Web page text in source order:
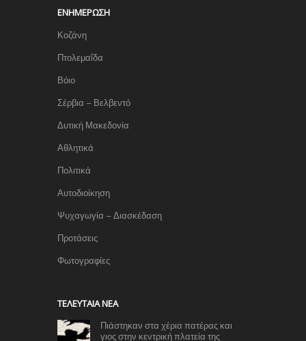
ΕΝΗΜΈΡΩΣΗ
Κοζάνη
Πτολεμαΐδα
Βόιο
Σέρβια – Βελβεντό
Δυτική Μακεδονία
Αθλητικά
Πολιτικά
Αυτοδιοίκηση
Ψυχαγωγία – Διασκέδαση
Προτάσεις
Φωτογραφίες
TΕΛΕΥΤΑΊΑ ΝΈΑ
Πιάστηκαν στα χέρια πατέρας και
γιος στην κεντρική πλατεία της